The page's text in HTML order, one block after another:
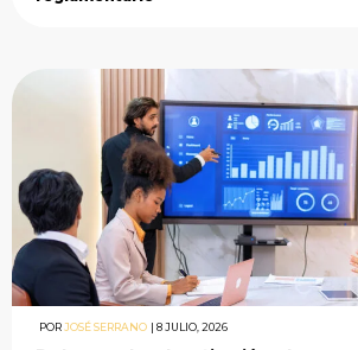
PORJOSÉ SERRANO 8 JULIO, 2026